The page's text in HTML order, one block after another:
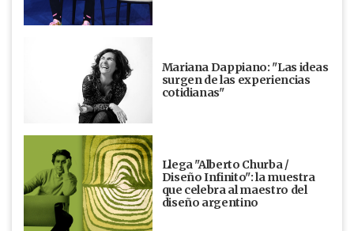
Mariana Dappiano: "Las ideas
surgen de las experiencias
cotidianas"
Llega "Alberto Churba /
Diseño Infinito": la muestra
que celebra al maestro del
diseño argentino